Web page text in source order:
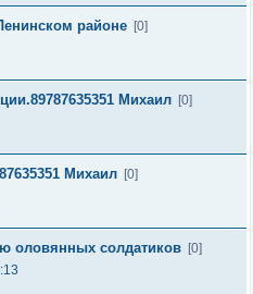
районе [0]
Михаил [0]
Михаил [0]
оловянных солдатиков [0]